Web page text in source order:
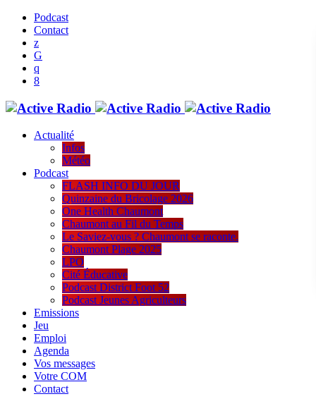
Podcast
Contact
Actualité
Infos
Météo
Podcast
FLASH INFO DU JOUR
Quinzaine du Bricolage 2026
One Health Chaumont
Chaumont au Fil du Temps
Le Saviez-vous ? Chaumont se raconte.
Chaumont Plage 2025
LPO
Cité Éducative
Podcast District Foot 52
Podcast Jeunes Agriculteurs
Emissions
Jeu
Emploi
Agenda
Vos messages
Votre COM
Contact